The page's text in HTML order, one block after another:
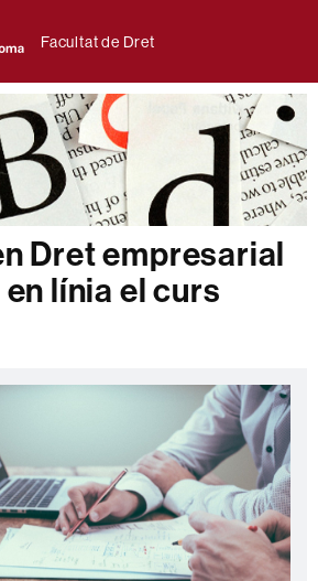
Facultat de Dret
Dret empresarial
línia el curs